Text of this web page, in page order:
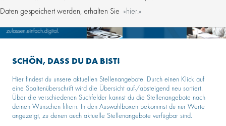
Daten gespeichert werden, erhalten Sie
hier.
SCHÖN, DASS DU DA BIST!
Hier findest du unsere aktuellen Stellenangebote. Durch einen Klick auf
eine Spaltenüberschrift wird die Übersicht auf-/absteigend neu sortiert.
Über die verschiedenen Suchfelder kannst du die Stellenangebote nach
deinen Wünschen filtern. In den Auswahlboxen bekommst du nur Werte
angezeigt, zu denen auch aktuelle Stellenangebote verfügbar sind.